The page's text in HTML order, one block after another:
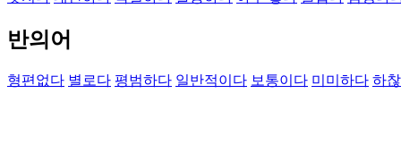
반의어
형편없다 별로다 평범하다 일반적이다 보통이다 미미하다 하